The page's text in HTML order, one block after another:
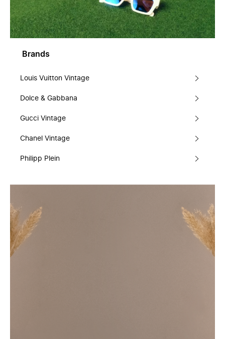
Brands
Louis Vuitton Vintage
Dolce & Gabbana
Gucci Vintage
Chanel Vintage
Philipp Plein